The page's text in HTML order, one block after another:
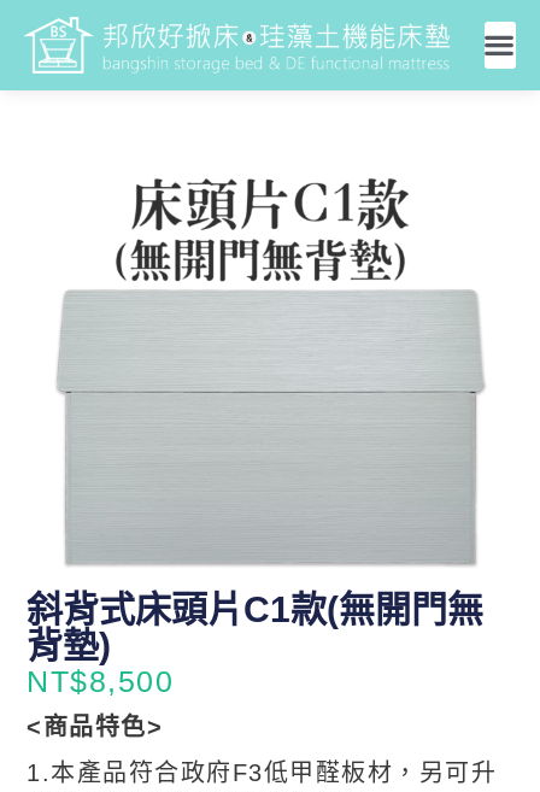
斜背式床頭片C1款(無開門無
背墊)
NT$8,500
<商品特色>
1.本產品符合政府F3低甲醛板材，另可升